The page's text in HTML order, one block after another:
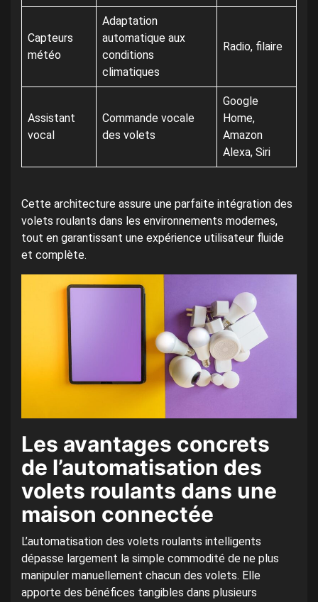
Capteurs
météo
Adaptation
automatique aux
conditions
climatiques
Radio, filaire
Assistant
vocal
Commande vocale
des volets
Google
Home,
Amazon
Alexa, Siri
Cette architecture assure une parfaite intégration des
volets roulants dans les environnements modernes,
tout en garantissant une expérience utilisateur fluide
et complète.
Les avantages concrets
de l’automatisation des
volets roulants dans une
maison connectée
L’automatisation des volets roulants intelligents
dépasse largement la simple commodité de ne plus
manipuler manuellement chacun des volets. Elle
apporte des bénéfices tangibles dans plusieurs